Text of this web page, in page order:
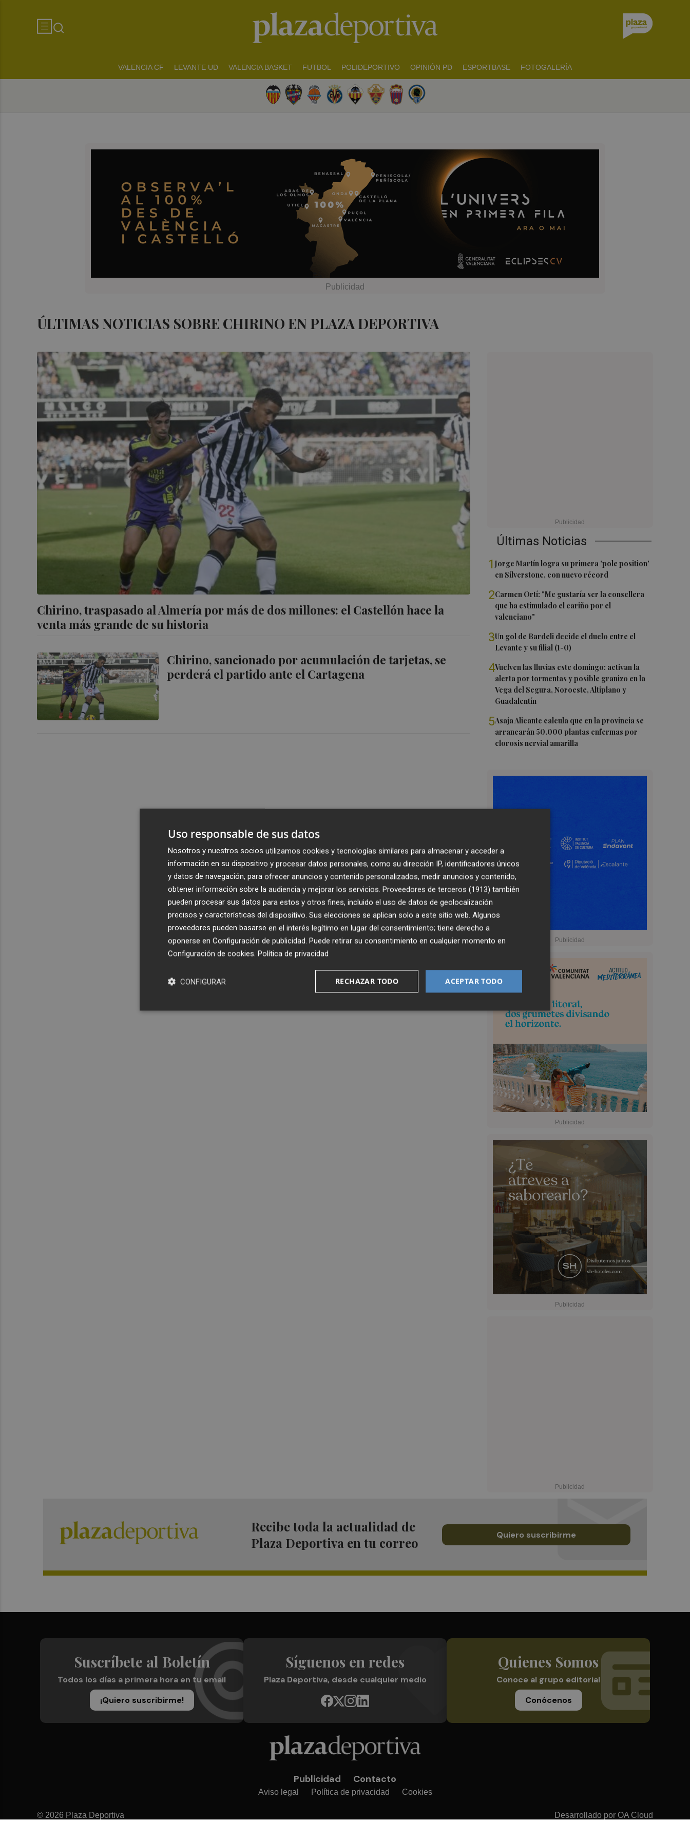
VALENCIA CF LEVANTE UD VALENCIA BASKET FUTBOL POLIDEPORTIVO OPINIÓN PD ESPORTBASE FOTOGALERÍA
ÚLTIMAS NOTICIAS SOBRE CHIRINO EN PLAZA DEPORTIVA
Chirino, traspasado al Almería por más de dos millones: el Castellón hace la
venta más grande de su historia
Chirino, sancionado por acumulación de tarjetas, se
perderá el partido ante el Cartagena
Últimas Noticias
1Jorge Martín logra su primera 'pole position'
en Silverstone, con nuevo récord
2Carmen Ortí: "Me gustaría ser la consellera
que ha estimulado el cariño por el
valenciano"
3Un gol de Bardeli decide el duelo entre el
Levante y su filial (1-0)
4Vuelven las lluvias este domingo: activan la
alerta por tormentas y posible granizo en la
Vega del Segura, Noroeste, Altiplano y
Guadalentín
5Asaja Alicante calcula que en la provincia se
arrancarán 50.000 plantas enfermas por
clorosis nervial amarilla
Recibe toda la actualidad de
Plaza Deportiva en tu correo
Quiero suscribirme
Suscríbete al Boletín
Todos los días a primera hora en tu email
¡Quiero suscribirme!
Síguenos en redes
Plaza Deportiva, desde cualquier medio
Quienes Somos
Conoce al grupo editorial
Conócenos
Publicidad Contacto
Aviso legal Política de privacidad Cookies
© 2026 Plaza Deportiva Desarrollado por OA Cloud
Uso responsable de sus datos
Nosotros y nuestros socios utilizamos cookies y tecnologías similares para almacenar y acceder a
información en su dispositivo y procesar datos personales, como su dirección IP, identificadores únicos
y datos de navegación, para ofrecer anuncios y contenido personalizados, medir anuncios y contenido,
obtener información sobre la audiencia y mejorar los servicios. Proveedores de terceros (1913) también
pueden procesar sus datos para estos y otros fines, incluido el uso de datos de geolocalización
precisos y características del dispositivo. Sus elecciones se aplican solo a este sitio web. Algunos
proveedores pueden basarse en el interés legítimo en lugar del consentimiento; tiene derecho a
oponerse en Configuración de publicidad. Puede retirar su consentimiento en cualquier momento en
Configuración de cookies. Política de privacidad
ACEPTAR TODO
RECHAZAR TODO
CONFIGURAR